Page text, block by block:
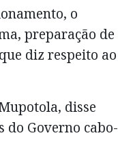
o
preparação de
diz respeito ao
disse
do Governo cabo-